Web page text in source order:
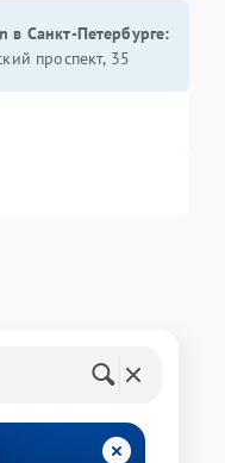
в Санкт-Петербурге:
проспект, 35